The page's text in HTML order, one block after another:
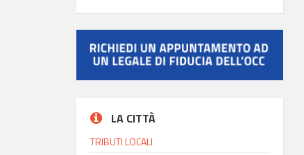
LA CITTÀ
TRIBUTI LOCALI